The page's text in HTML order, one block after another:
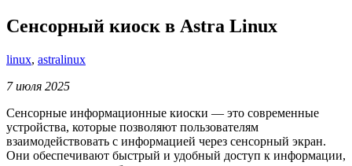
Сенсорный киоск в Astra Linux
linux, astralinux
7 июля 2025
Сенсорные информационные киоски — это современные
устройства, которые позволяют пользователям
взаимодействовать с информацией через сенсорный экран.
Они обеспечивают быстрый и удобный доступ к информации,